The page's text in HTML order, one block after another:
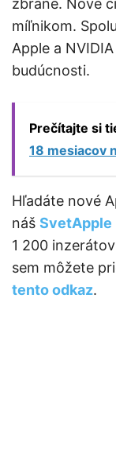
zbrane. Nové
míľnikom.
Apple a
budúcnosti.
Prečítajte si
18 mesiacov
Hľadáte nové
náš SvetApple
1 200
sem môžete
tento odkaz.